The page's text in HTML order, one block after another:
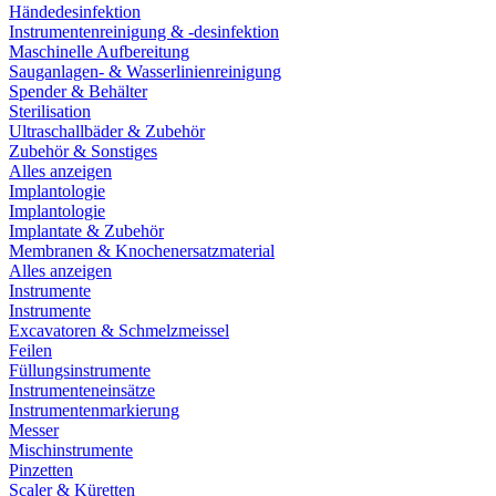
Händedesinfektion
Instrumentenreinigung & -desinfektion
Maschinelle Aufbereitung
Sauganlagen- & Wasserlinienreinigung
Spender & Behälter
Sterilisation
Ultraschallbäder & Zubehör
Zubehör & Sonstiges
Alles anzeigen
Implantologie
Implantologie
Implantate & Zubehör
Membranen & Knochenersatzmaterial
Alles anzeigen
Instrumente
Instrumente
Excavatoren & Schmelzmeissel
Feilen
Füllungsinstrumente
Instrumenteneinsätze
Instrumentenmarkierung
Messer
Mischinstrumente
Pinzetten
Scaler & Küretten